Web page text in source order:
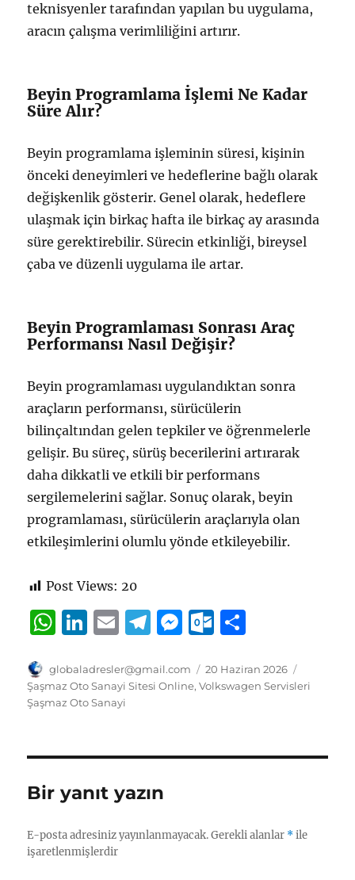
teknisyenler tarafından yapılan bu uygulama,
aracın çalışma verimliliğini artırır.
Beyin Programlama İşlemi Ne Kadar
Süre Alır?
Beyin programlama işleminin süresi, kişinin
önceki deneyimleri ve hedeflerine bağlı olarak
değişkenlik gösterir. Genel olarak, hedeflere
ulaşmak için birkaç hafta ile birkaç ay arasında
süre gerektirebilir. Sürecin etkinliği, bireysel
çaba ve düzenli uygulama ile artar.
Beyin Programlaması Sonrası Araç
Performansı Nasıl Değişir?
Beyin programlaması uygulandıktan sonra
araçların performansı, sürücülerin
bilinçaltından gelen tepkiler ve öğrenmelerle
gelişir. Bu süreç, sürüş becerilerini artırarak
daha dikkatli ve etkili bir performans
sergilemelerini sağlar. Sonuç olarak, beyin
programlaması, sürücülerin araçlarıyla olan
etkileşimlerini olumlu yönde etkileyebilir.
Post Views: 20
W
at
s
p
Li
k
e
I
E
ai
l
T
e
g
a
M
ss
e
g
O
tl
o
k.
m
a
re
Yazar
globaladresler@gmail.com
Yayın
tarihi
20 Haziran 2026
Şaşmaz Oto Sanayi Sitesi Online,Volkswagen Servisleri
Şaşmaz Oto Sanayi
Bir yanıt yazın
E-posta adresiniz yayınlanmayacak. Gerekli alanlar *ile
işaretlenmişlerdir